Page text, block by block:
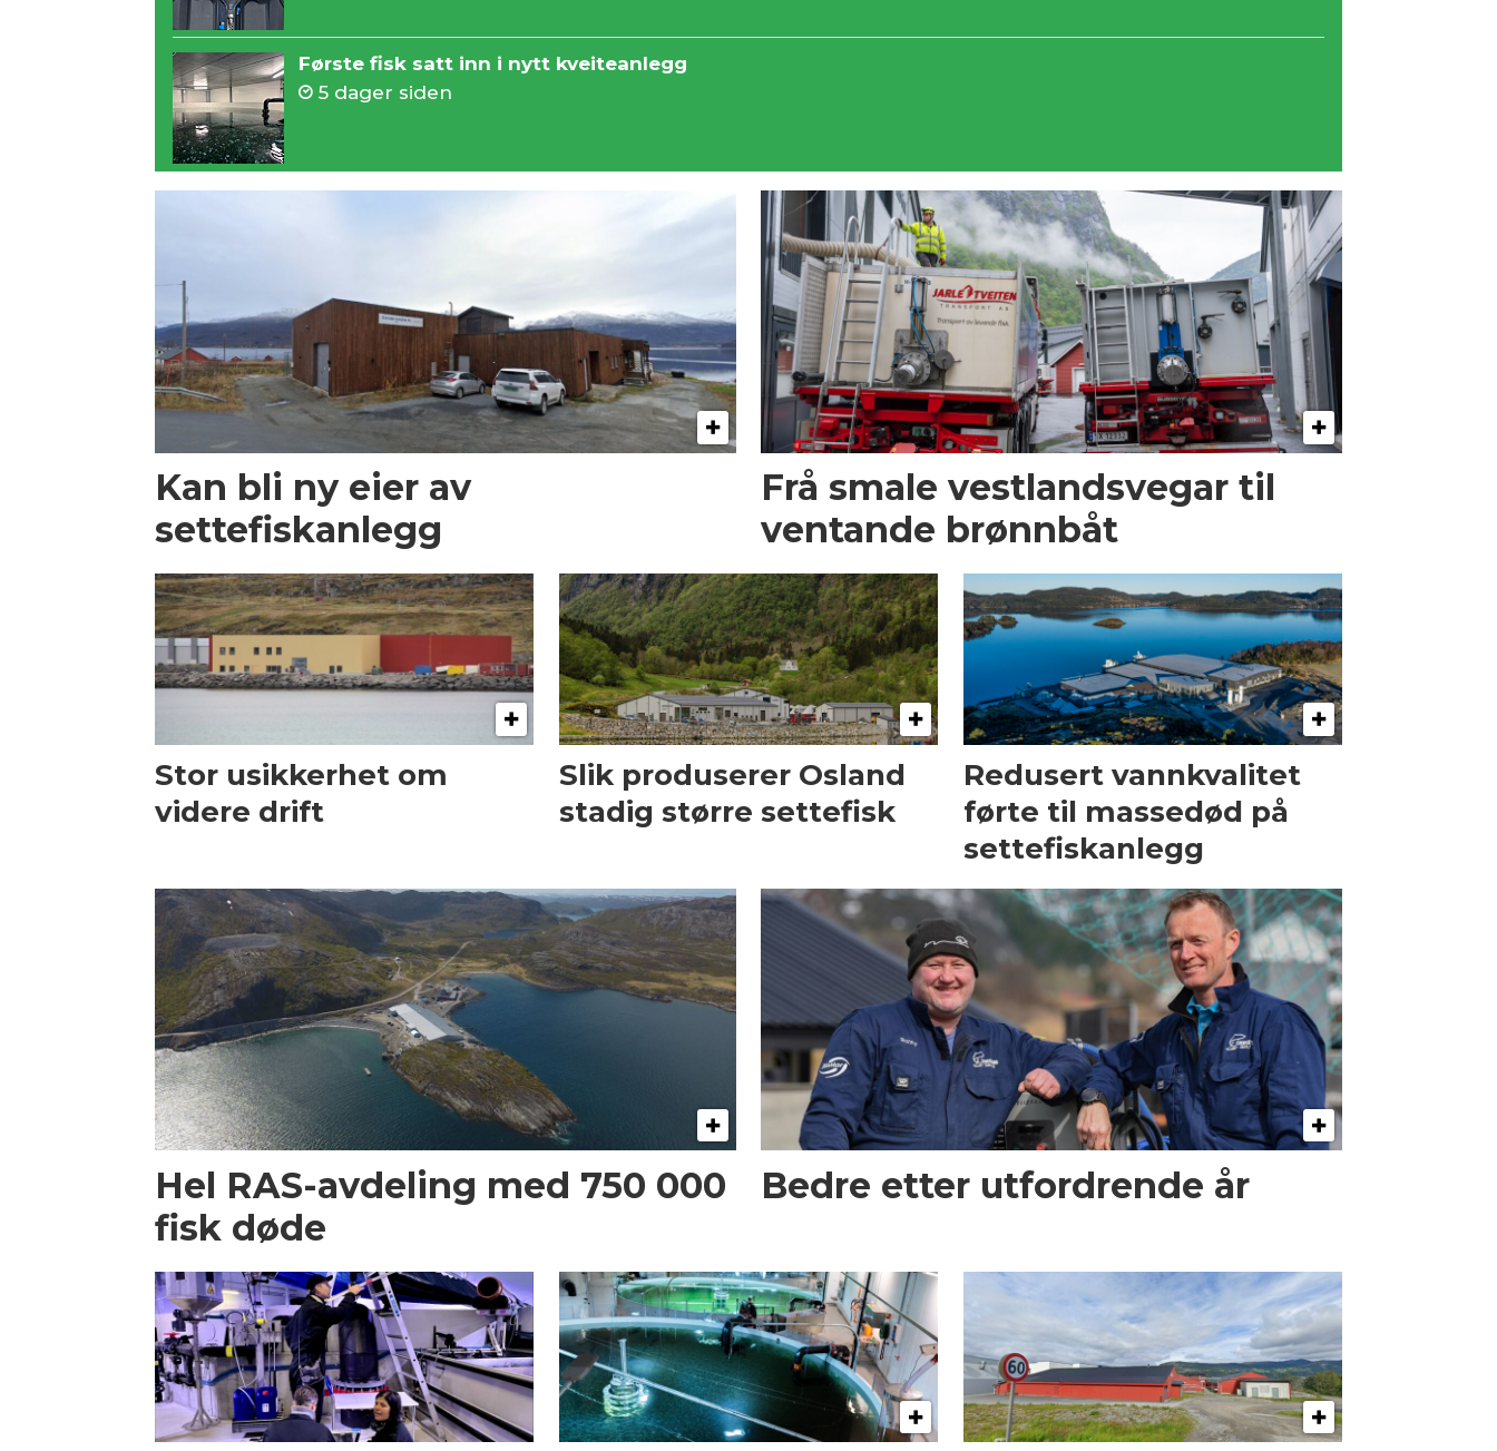
Første fisk satt inn i nytt kveiteanlegg
5 dager siden
Kan bli ny eier av
settefiskanlegg
Frå smale vestlandsvegar til
ventande brønnbåt
Stor usikkerhet om
videre drift
Slik produserer Osland
stadig større settefisk
Redusert vannkvalitet
førte til massedød på
settefiskanlegg
Hel RAS-avdeling med 750 000
fisk døde
Bedre etter utfordrende år